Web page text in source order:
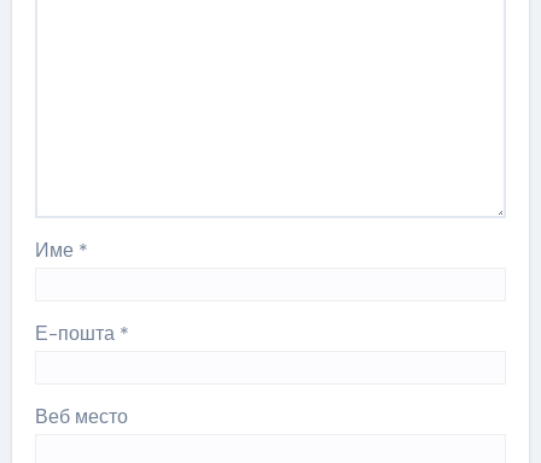
Име *
Е-пошта *
Веб место